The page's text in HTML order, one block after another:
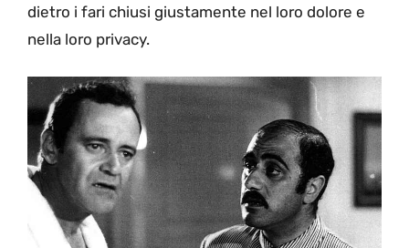
dietro i fari chiusi giustamente nel loro dolore e
nella loro privacy.